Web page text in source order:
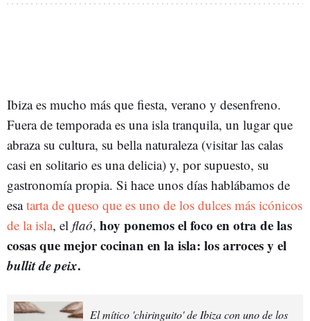
Ibiza es mucho más que fiesta, verano y desenfreno.
Fuera de temporada es una isla tranquila, un lugar que
abraza su cultura, su bella naturaleza (visitar las calas
casi en solitario es una delicia) y, por supuesto, su
gastronomía propia. Si hace unos días hablábamos de
esatarta de queso que es uno de los dulces más icónicos
de la isla, el flaó, hoy ponemos el foco en otra de las
cosas que mejor cocinan en la isla: los arroces y el
bullit de peix.
El mítico 'chiringuito' de Ibiza con uno de los